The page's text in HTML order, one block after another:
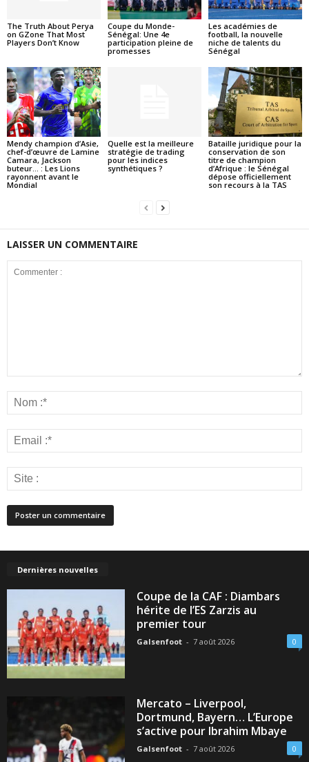
The Truth About Perya
on GZone That Most
Players Don’t Know
Coupe du Monde-
Sénégal: Une 4e
participation pleine de
promesses
Les académies de
football, la nouvelle
niche de talents du
Sénégal
Mendy champion d’Asie,
chef-d’œuvre de Lamine
Camara, Jackson
buteur… : Les Lions
rayonnent avant le
Mondial
Quelle est la meilleure
stratégie de trading
pour les indices
synthétiques ?
Bataille juridique pour la
conservation de son
titre de champion
d’Afrique : le Sénégal
dépose officiellement
son recours à la TAS
LAISSER UN COMMENTAIRE
Dernières nouvelles
Coupe de la CAF : Diambars
hérite de l’ES Zarzis au
premier tour
Galsenfoot - 7 août 2026 0
Mercato – Liverpool,
Dortmund, Bayern… L’Europe
s’active pour Ibrahim Mbaye
Galsenfoot - 7 août 2026 0